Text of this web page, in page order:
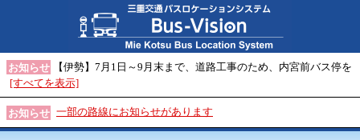
お知らせ
【伊勢】7月1日～9月末まで、道路工事のため、内宮前バス停を
[すべてを表示]
お知らせ 一部の路線にお知らせがあります